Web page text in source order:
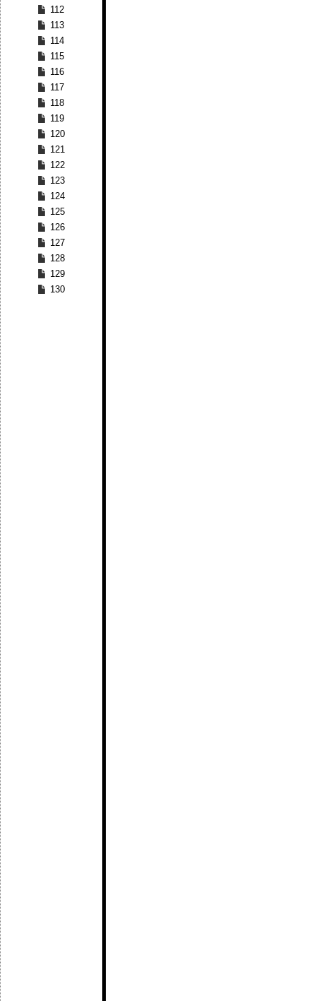
112
113
114
115
116
117
118
119
120
121
122
123
124
125
126
127
128
129
130